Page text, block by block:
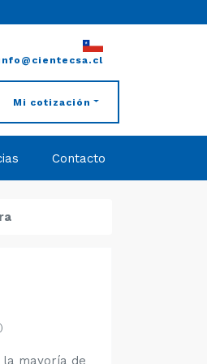
Mi cotización
Contacto
mayoría de